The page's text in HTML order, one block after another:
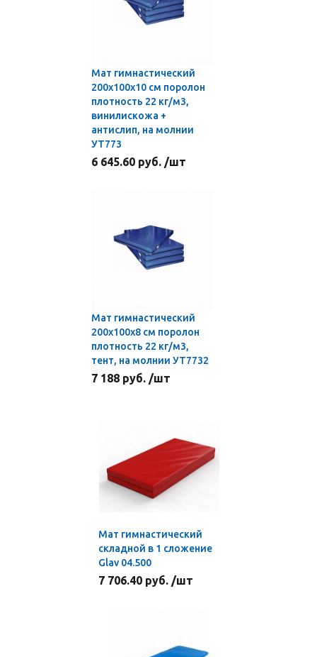
Мат гимнастический
200x100x10 см поролон
плотность 22 кг/м3,
винилискожа +
антислип, на молнии
УТ773
6 645.60 руб. /шт
Мат гимнастический
200x100x8 см поролон
плотность 22 кг/м3,
тент, на молнии УТ7732
7 188 руб. /шт
Мат гимнастический
складной в 1 сложение
Glav 04.500
7 706.40 руб. /шт